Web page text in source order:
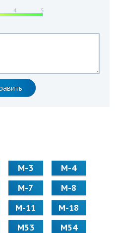
М-3
М-4
М-7
М-8
М-11
М-18
М53
М54